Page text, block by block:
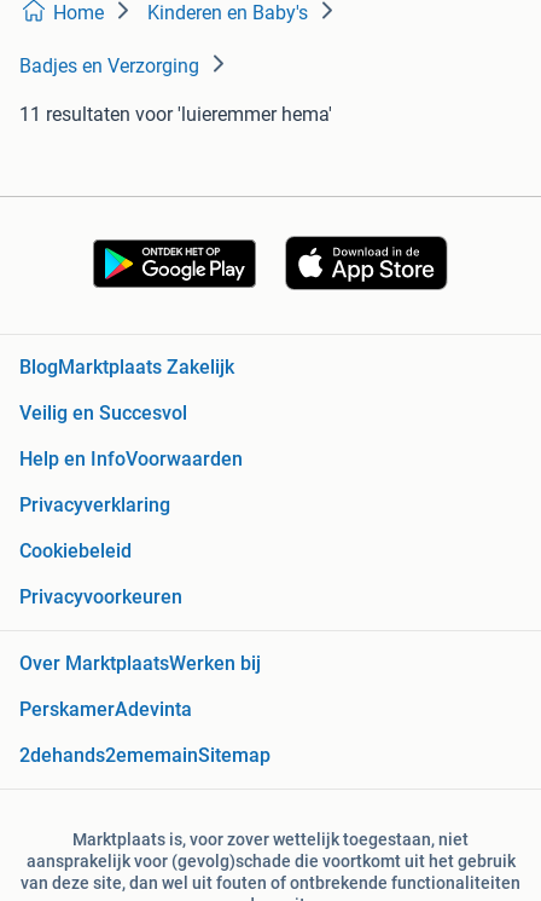
Home Kinderen en Baby's
Badjes en Verzorging
11 resultaten voor 'luieremmer hema'
BlogMarktplaats Zakelijk
Veilig en Succesvol
Help en InfoVoorwaarden
Privacyverklaring
Cookiebeleid
Privacyvoorkeuren
Over MarktplaatsWerken bij
PerskamerAdevinta
2dehands2ememainSitemap
Marktplaats is, voor zover wettelijk toegestaan, niet
aansprakelijk voor (gevolg)schade die voortkomt uit het gebruik
van deze site, dan wel uit fouten of ontbrekende functionaliteiten